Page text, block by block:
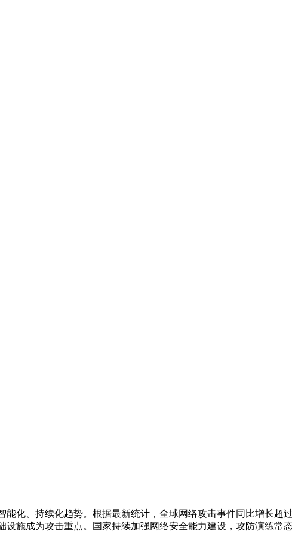
化、持续化趋势。根据最新统计，全球网络攻击事件同比增长超
施成为攻击重点。国家持续加强网络安全能力建设，攻防演练常